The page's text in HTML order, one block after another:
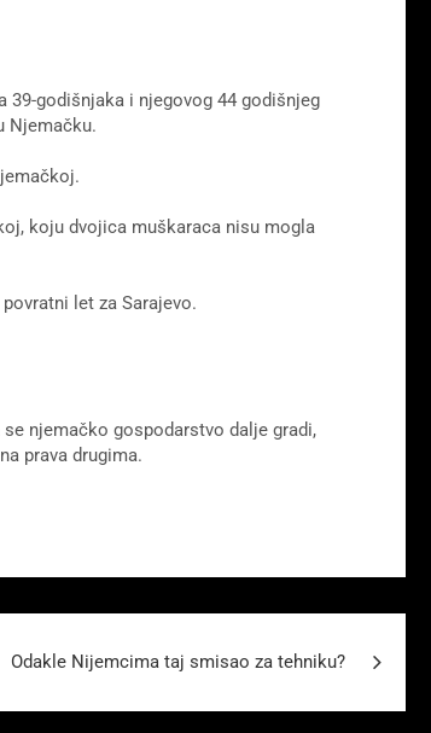
39-godišnjaka i njegovog 44 godišnjeg
Njemačku.
koju dvojica muškaraca nisu mogla
let za Sarajevo.
njemačko gospodarstvo dalje gradi,
prava drugima.
Odakle Nijemcima taj smisao za tehniku?